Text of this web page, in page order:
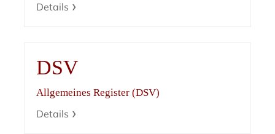
Details
DSV
Allgemeines Register (DSV)
Details